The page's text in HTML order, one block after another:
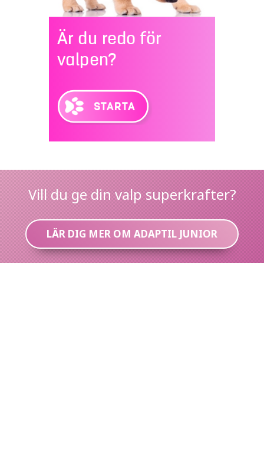
SÖK
Vill du ge din valp superkrafter?
LÄR DIG MER OM ADAPTIL JUNIOR